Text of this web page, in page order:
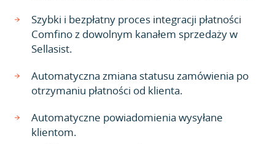
Szybki i bezpłatny proces integracji płatności
Comfino z dowolnym kanałem sprzedaży w
Sellasist.
Automatyczna zmiana statusu zamówienia po
otrzymaniu płatności od klienta.
Automatyczne powiadomienia wysyłane
klientom.